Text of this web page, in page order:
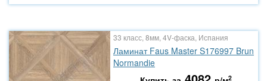
33 класс, 8мм, 4V-фаска, Испания
Ламинат Faus Master S176997 Brun
Normandie
2